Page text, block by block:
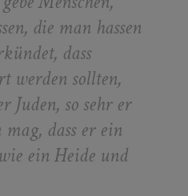
die man hassen
dass
werden sollten,
Juden, so sehr er
dass er ein
ein Heide und